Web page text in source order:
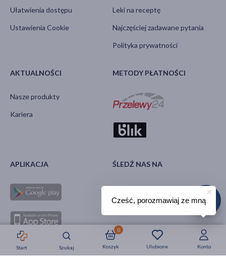
Strefa okazji Nowości Krótkie daty
Start Szukaj Ulubione
Koszyk
0
Konto
Ułatwienia dostępu
Ustawienia Cookie
Leki na receptę
Najczęściej zadawane pytania
Polityka prywatności
AKTUALNOŚCI
Nasze produkty
Kariera
METODY PŁATNOŚCI
APLIKACJA ŚLEDŹ NAS NA
Cześć, porozmawiaj ze mną